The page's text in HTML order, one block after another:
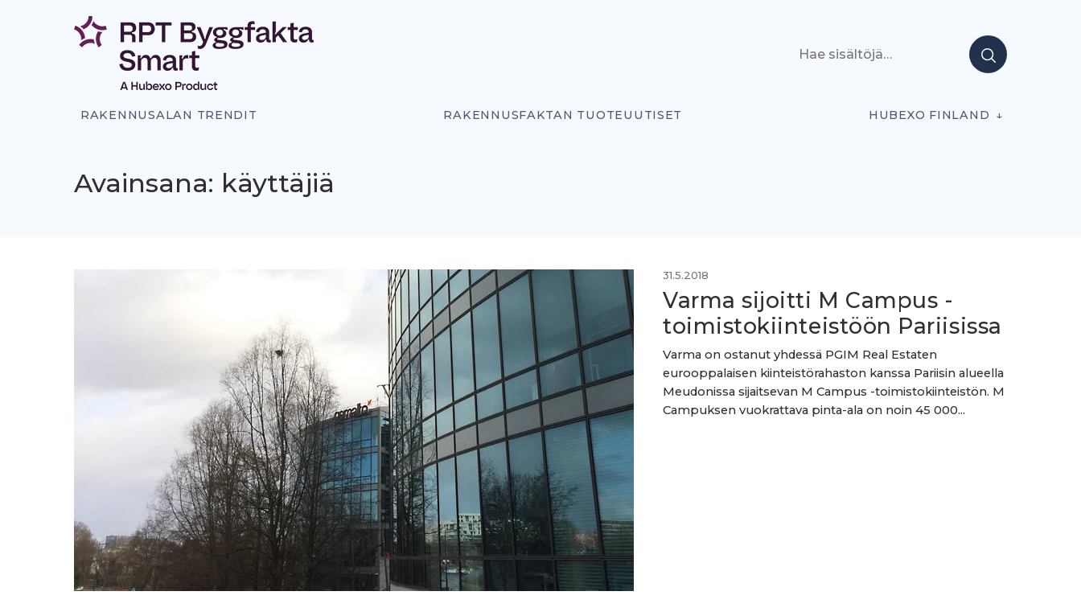
RAKENNUSALAN TRENDIT RAKENNUSFAKTAN TUOTEUUTISET HUBEXO FINLAND
Avainsana: käyttäjiä
31.5.2018
Varma sijoitti M Campus -
toimistokiinteistöön Pariisissa
Varma on ostanut yhdessä PGIM Real Estaten
eurooppalaisen kiinteistörahaston kanssa Pariisin alueella
Meudonissa sijaitsevan M Campus -toimistokiinteistön. M
Campuksen vuokrattava pinta-ala on noin 45 000...